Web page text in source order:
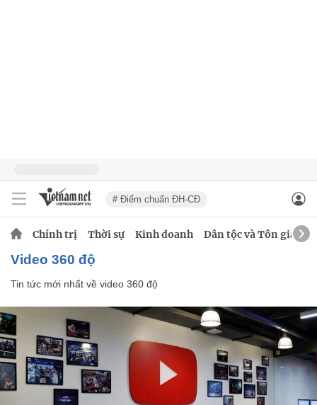
# Điểm chuẩn ĐH-CĐ
Chính trị Thời sự Kinh doanh Dân tộc và Tôn giáo
video 360 độ
Tin tức mới nhất về video 360 độ